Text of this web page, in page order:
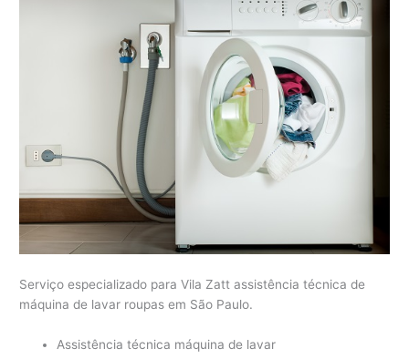
Serviço especializado para Vila Zatt assistência técnica de
máquina de lavar roupas em São Paulo.
Assistência técnica máquina de lavar